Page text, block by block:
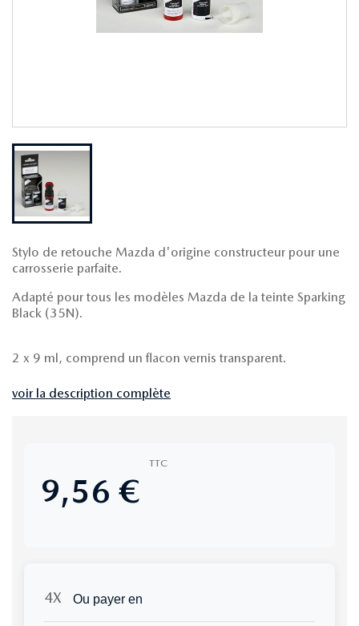
Stylo de retouche Mazda d'origine constructeur pour une
carrosserie parfaite.
Adapté pour tous les modèles Mazda de la teinte Sparking
Black (35N).
2 x 9 ml, comprend un flacon vernis transparent.
voir la description complète
9,56 €
TTC
Ou payer en